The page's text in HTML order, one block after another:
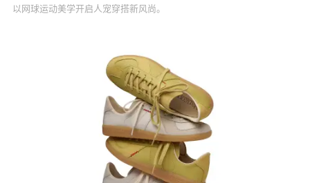
以网球运动美学开启人宠穿搭新风尚。